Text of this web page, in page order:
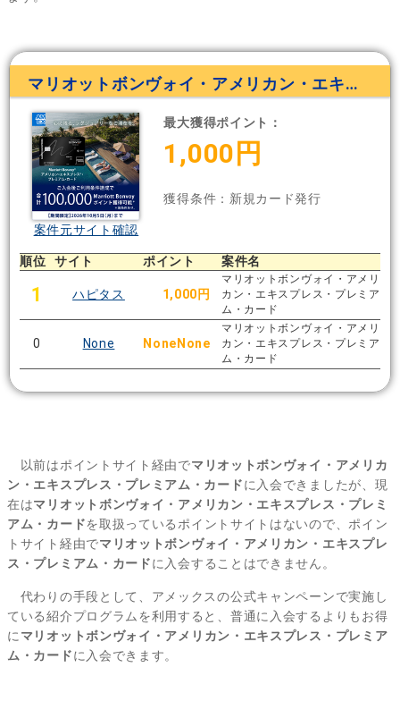
マリオットボンヴォイ・アメリカン・エキスプレス・プレミアム・カード
案件元サイト確認
最大獲得ポイント：
1,000円
獲得条件：新規カード発行
順位 サイト ポイント 案件名
1 ハピタス 1,000円
マリオットボンヴォイ・アメリ
カン・エキスプレス・プレミア
ム・カード
0 None NoneNone
マリオットボンヴォイ・アメリ
カン・エキスプレス・プレミア
ム・カード
以前はポイントサイト経由でマリオットボンヴォイ・アメリカ
ン・エキスプレス・プレミアム・カードに入会できましたが、現
在はマリオットボンヴォイ・アメリカン・エキスプレス・プレミ
アム・カードを取扱っているポイントサイトはないので、ポイン
トサイト経由でマリオットボンヴォイ・アメリカン・エキスプレ
ス・プレミアム・カードに入会することはできません。
代わりの手段として、アメックスの公式キャンペーンで実施し
ている紹介プログラムを利用すると、普通に入会するよりもお得
に マリオットボンヴォイ・アメリカン・エキスプレス・プレミア
ム・カードに入会できます。